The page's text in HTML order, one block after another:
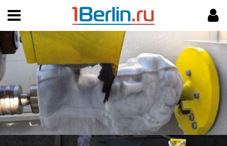
Поиск
Пользовательское соглашение
Правила доски объявлений
Компьютерная версия
МОЙ АККАУНТ
Мои объявления